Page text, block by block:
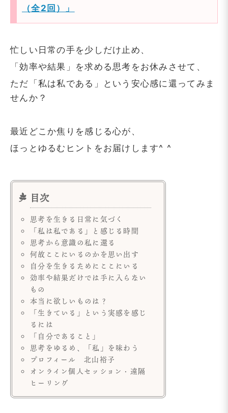
（全2回）」
忙しい日常の手を少しだけ止め、
「効率や結果」を求める思考をお休みさせて、
ただ「私は私である」という安心感に還ってみま
せんか？
最近どこか焦りを感じる心が、
ほっとゆるむヒントをお届けします^ ^
思考を生きる日常に気づく
「私は私である」と感じる時間
思考から意識の私に還る
何故ここにいるのかを思い出す
自分を生きるためにここにいる
効率や結果だけでは手に入らない
もの
本当に欲しいものは？
「生きている」という実感を感じ
るには
「自分であること」
思考をゆるめ、「私」を味わう
プロフィール 北山裕子
オンライン個人セッション・遠隔
ヒーリング